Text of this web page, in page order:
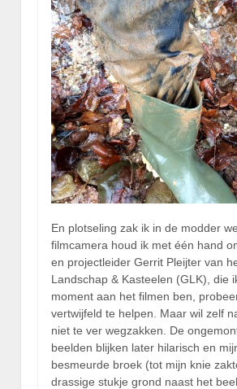
En plotseling zak ik in de modder
filmcamera houd ik met één hand
en projectleider Gerrit Pleijter van
Landschap & Kasteelen (GLK), die
moment aan het filmen ben,
vertwijfeld te helpen. Maar wil zelf
niet te ver wegzakken. De
beelden blijken later hilarisch en
besmeurde broek (tot mijn knie
drassige stukje grond naast het